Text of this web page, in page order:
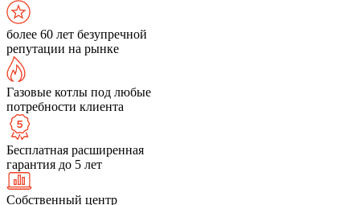
более 60 лет безупречной
репутации на рынке
Газовые котлы под любые
потребности клиента
Бесплатная расширенная
гарантия до 5 лет
Собственный центр